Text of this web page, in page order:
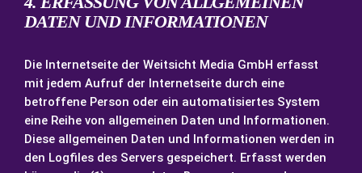
DATEN UND INFORMATIONEN
Die Internetseite der Weitsicht Media GmbH erfasst
mit jedem Aufruf der Internetseite durch eine
betroffene Person oder ein automatisiertes System
eine Reihe von allgemeinen Daten und Informationen.
Diese allgemeinen Daten und Informationen werden in
den Logfiles des Servers gespeichert. Erfasst werden